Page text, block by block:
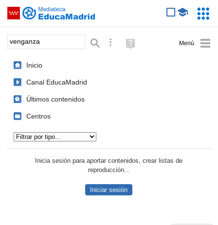
Saltar navegación
Palabra o frase: Búsqueda avanzada
Ayuda
(en
Inicio
Canal EducaMadrid
Últimos contenidos
Centros
Inicia sesión para aportar contenidos, crear listas de
reproducción...
Iniciar sesión